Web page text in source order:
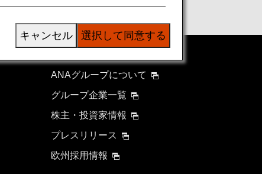
ANAグループについて
グループ企業一覧
株主・投資家情報
プレスリリース
欧州採用情報
選択して同意する
キャンセル